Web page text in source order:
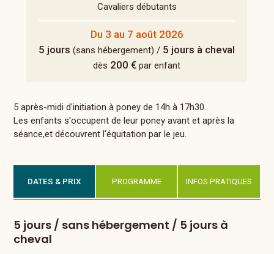
Cavaliers débutants
Du 3 au 7 août 2026
5 jours (sans hébergement) / 5 jours à cheval
dès 200 € par enfant
5 après-midi d'initiation à poney de 14h à 17h30.
Les enfants s'occupent de leur poney avant et après la
séance,et découvrent l'équitation par le jeu.
DATES & PRIX PROGRAMME INFOS PRATIQUES
5 jours / sans hébergement / 5 jours à
cheval